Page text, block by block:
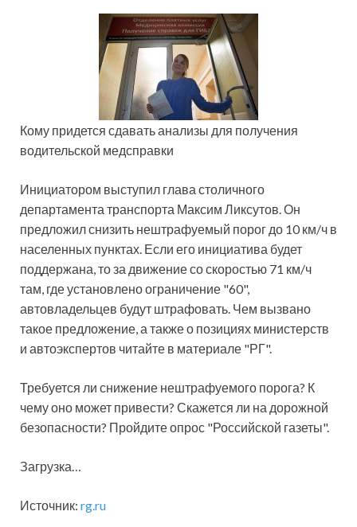
Кому придется сдавать анализы для получения
водительской медсправки
Инициатором выступил глава столичного
департамента транспорта Максим Ликсутов. Он
предложил снизить нештрафуемый порог до 10 км/ч в
населенных пунктах. Если его инициатива будет
поддержана, то за движение со скоростью 71 км/ч
там, где установлено ограничение "60",
автовладельцев будут штрафовать. Чем вызвано
такое предложение, а также о позициях министерств
и автоэкспертов читайте в материале "РГ".
Требуется ли снижение нештрафуемого порога? К
чему оно может привести? Скажется ли на дорожной
безопасности? Пройдите опрос "Российской газеты".
Загрузка…
Источник: rg.ru